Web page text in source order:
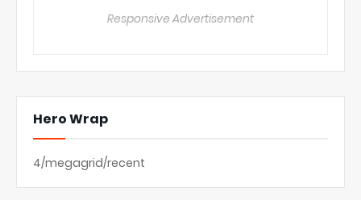
Responsive Advertisement
Hero Wrap
4/megagrid/recent